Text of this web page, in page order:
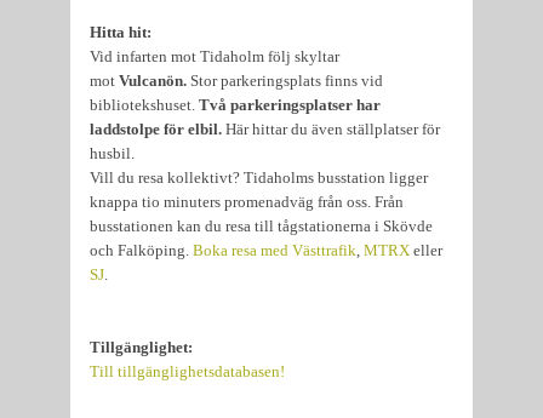
Hitta hit:
Vid infarten mot Tidaholm följ skyltar
mot Vulcanön. Stor parkeringsplats finns vid
bibliotekshuset. Två parkeringsplatser har
laddstolpe för elbil. Här hittar du även ställplatser för
husbil.
Vill du resa kollektivt? Tidaholms busstation ligger
knappa tio minuters promenadväg från oss. Från
busstationen kan du resa till tågstationerna i Skövde
och Falköping. Boka resa med Västtrafik MTRX eller
SJ
Tillgänglighet:
Till tillgänglighetsdatabasen!